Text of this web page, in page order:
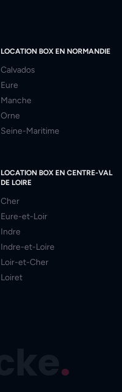
LOCATION BOX EN NORMANDIE
Calvados
Eure
Manche
Orne
Seine-Maritime
LOCATION BOX EN CENTRE-VAL
DE LOIRE
Cher
Eure-et-Loir
Indre
Indre-et-Loire
Loir-et-Cher
Loiret
.